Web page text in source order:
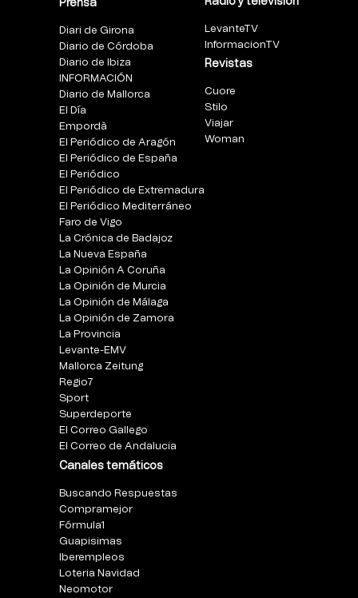
Prensa
Diari de Girona
Diario de Córdoba
Diario de Ibiza
INFORMACIÓN
Diario de Mallorca
El Día
Empordà
El Periódico de Aragón
El Periódico de España
El Periódico
El Periódico de Extremadura
El Periódico Mediterráneo
Faro de Vigo
La Crónica de Badajoz
La Nueva España
La Opinión A Coruña
La Opinión de Murcia
La Opinión de Málaga
La Opinión de Zamora
La Provincia
Levante-EMV
Mallorca Zeitung
Regio7
Sport
Superdeporte
El Correo Gallego
El Correo de Andalucia
Canales temáticos
Buscando Respuestas
Compramejor
Fórmula1
Guapisimas
Iberempleos
Loteria Navidad
Neomotor
LevanteTV
InformacionTV
Revistas
Cuore
Stilo
Viajar
Woman